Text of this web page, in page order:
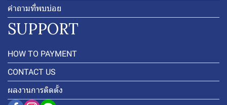
คำถามที่พบบ่อย
SUPPORT
HOW TO PAYMENT
CONTACT US
ผลงานการติดตั้ง